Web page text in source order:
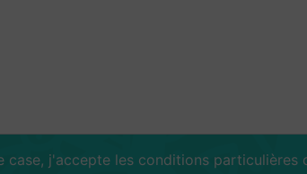
case, j'accepte les conditions particulières